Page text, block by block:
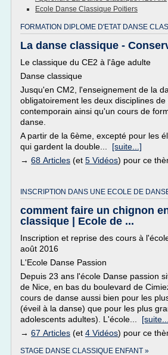
Ecole Danse Classique Poitiers
FORMATION DIPLOME D'ETAT DANSE
La danse classique -
Le classique du CE2 à l'âge adulte
Danse classique
Jusqu'en CM2, l'enseignement de la
obligatoirement les deux disciplines
contemporain ainsi qu'un cours de
danse.
A partir de la 6ème, excepté pour les
qui gardent la double... [suite...]
→ 68 Articles (et 5 Vidéos) pour ce
INSCRIPTION DANS UNE ECOLE DE
comment faire un chignon
classique | Ecole de ...
Inscription et reprise des cours à
août 2016
L'Ecole Danse Passion
Depuis 23 ans l'école Danse passion
de Nice, en bas du boulevard de
cours de danse aussi bien pour les
(éveil à la danse) que pour les plus
adolescents adultes). L'école...
→ 67 Articles (et 4 Vidéos) pour ce
STAGE DANSE CLASSIQUE ENFANT »